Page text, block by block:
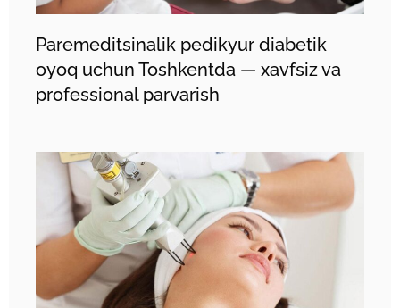
Paremеditsinаlik pedikyur diabetik
oyoq uchun Toshkentda — xavfsiz va
professional parvarish